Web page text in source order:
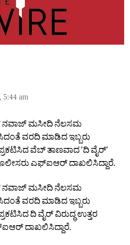
5:44 am
ನವಾಜ್‌ ಮಸೀದಿ ನೆಲಸಮ
ವರದಿ ಮಾಡಿದ ಇಬ್ಬರು
ಪ್ರಕಟಿಸಿದ ವೆಬ್‌ ತಾಣವಾದ ʼದಿ ವೈರ್‌ʼ
ಎಫ್‌ಐಆರ್‌ ದಾಖಲಿಸಿದ್ದಾರೆ.
ನವಾಜ್‌ ಮಸೀದಿ ನೆಲಸಮ
ವರದಿ ಮಾಡಿದ ಇಬ್ಬರು
ದಿ ವೈರ್‌ ವಿರುದ್ಧ ಉತ್ತರ
ದಾಖಲಿಸಿದ್ದಾರೆ.